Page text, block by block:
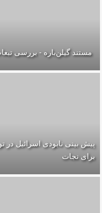
مستند گیلن‌باره - بررسی
پیش بینی نابودی اسرائیل در
برای نجات